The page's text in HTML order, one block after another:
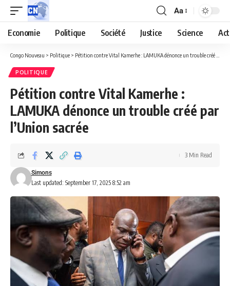
Aa
Economie Politique Société Justice Science
Congo Nouveau > Politique > Pétition contre Vital Kamerhe : LAMUKA dénonce un trouble créé par l’Union sacrée
POLITIQUE
Pétition contre Vital Kamerhe :
LAMUKA dénonce un trouble créé par
l’Union sacrée
Last updated: September 17, 2025 8:52 am
Simons
3 Min Read